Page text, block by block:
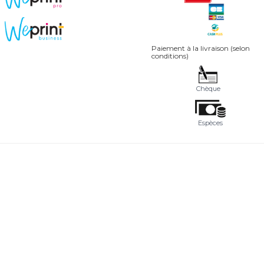
Paiement à la livraison (selon
conditions)
Chèque
Espèces